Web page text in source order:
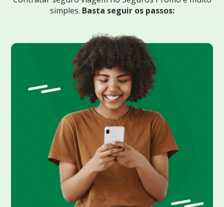
simples. Basta seguir os passos: